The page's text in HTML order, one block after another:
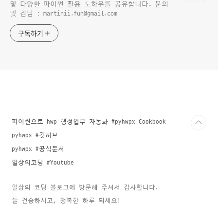
및 다양한 파이썬 활용 노하우를 공유합니다. 문의
및 잡담 : martinii.fun@gmail.com
구독하기
파이썬으로 hwp 행정업무 자동화 #pyhwpx Cookbook
pyhwpx #깃허브
pyhwpx #공식문서
일상의코딩 #Youtube
일상의 코딩 블로그에 방문해 주셔서 감사합니다.
늘 건승하시고, 행복한 하루 되세요!